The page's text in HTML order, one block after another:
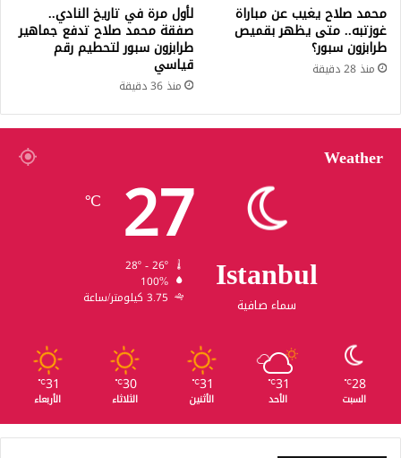
محمد صلاح يغيب عن مباراة
غوزتبه.. متى يظهر بقميص
طرابزون سبور؟
منذ 28 دقيقة
لأول مرة في تاريخ النادي..
صفقة محمد صلاح تدفع جماهير
طرابزون سبور لتحطيم رقم
قياسي
منذ 36 دقيقة
Weather
Istanbul
سماء صافية
27
℃
100%
3.75 كيلومتر/ساعة
28
℃
السبت
31
℃
الأحد
31
℃
الأثنين
30
℃
الثلاثاء
31
℃
الأربعاء